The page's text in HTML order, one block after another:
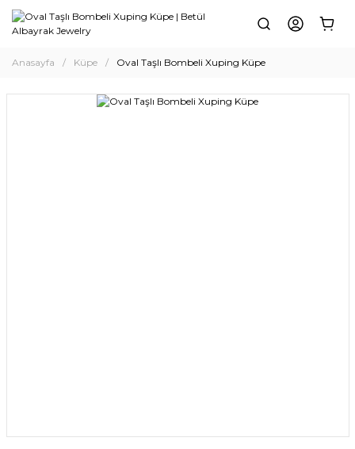
Anasayfa Küpe Oval Taşlı Bombeli Xuping Küpe